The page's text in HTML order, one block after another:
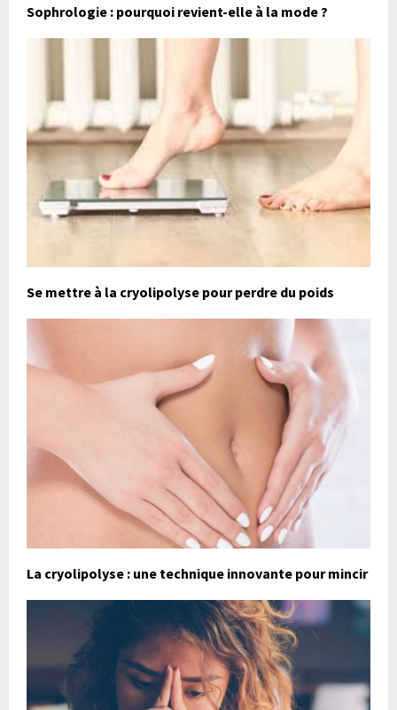
Sophrologie : pourquoi revient-elle à la mode ?
Se mettre à la cryolipolyse pour perdre du poids
La cryolipolyse : une technique innovante pour mincir